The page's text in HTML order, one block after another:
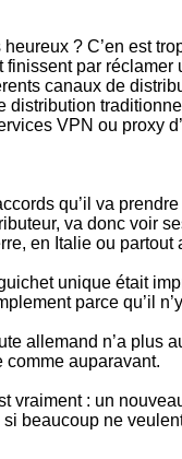
? C’en est
par
canaux de
VPN ou proxy
qu’il va
va donc voir
en Italie ou partout
unique était
parce qu’il
allemand n’a
comme auparavant.
vraiment : un
beaucoup ne